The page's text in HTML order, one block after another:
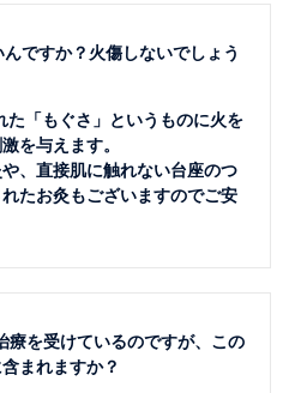
ですか？火傷しないでしょう
「もぐさ」というものに火を
を与えます。
、直接肌に触れない台座のつ
たお灸もございますのでご安
を受けているのですが、この
まれますか？